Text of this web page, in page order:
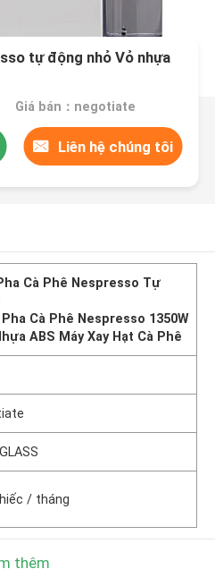
tự động nhỏ Vỏ nhựa
Giá bán：negotiate
Liên hệ chúng tôi
Cà Phê Nespresso Tự
Pha Cà Phê Nespresso 1350W
ABS Máy Xay Hạt Cà Phê
/ tháng
thêm